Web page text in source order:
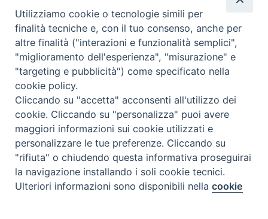
Arcidiocesi di Ravenna-Cervia
CONTATTI
Piazza Arcivescovado, 1 48121- Ravenna
tel 0544.541655
curia@diocesiravennacervia.it
Per segnalazioni tecniche e aggiornamenti:
webmaster@diocesiravennacervia.it
Preferenze Cookie
Utilizziamo cookie o tecnologie simili per
finalità tecniche e, con il tuo consenso, anche per
altre finalità ("interazioni e funzionalità semplici",
"miglioramento dell'esperienza", "misurazione" e
"targeting e pubblicità") come specificato nella
cookie policy.
Cliccando su "accetta" acconsenti all'utilizzo dei
cookie. Cliccando su "personalizza" puoi avere
maggiori informazioni sui cookie utilizzati e
personalizzare le tue preferenze. Cliccando su
"rifiuta" o chiudendo questa informativa proseguirai
la navigazione installando i soli cookie tecnici.
Ulteriori informazioni sono disponibili nellacookie